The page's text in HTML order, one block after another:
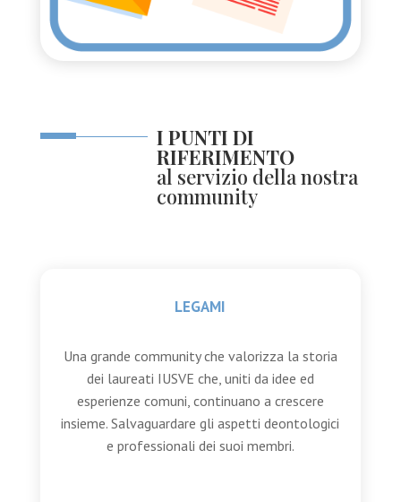
I PUNTI DI
RIFERIMENTO
al servizio della nostra
community
LEGAMI
Una grande community che valorizza la storia
dei laureati IUSVE che, uniti da idee ed
esperienze comuni, continuano a crescere
insieme.Salvaguardare gli aspetti deontologici
e professionali dei suoi membri.